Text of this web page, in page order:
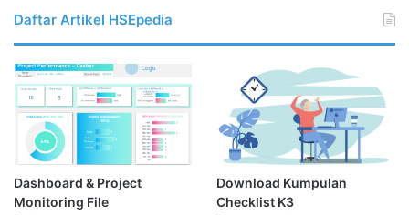
Daftar Artikel HSEpedia
Dashboard & Project
Monitoring File
Download Kumpulan
Checklist K3